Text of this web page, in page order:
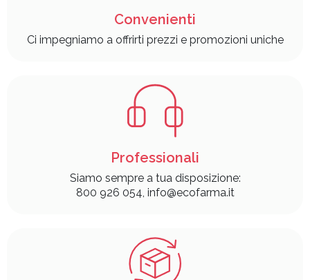
Convenienti
Ci impegniamo a offrirti prezzi e promozioni uniche
Professionali
Siamo sempre a tua disposizione:
800 926 054, info@ecofarma.it